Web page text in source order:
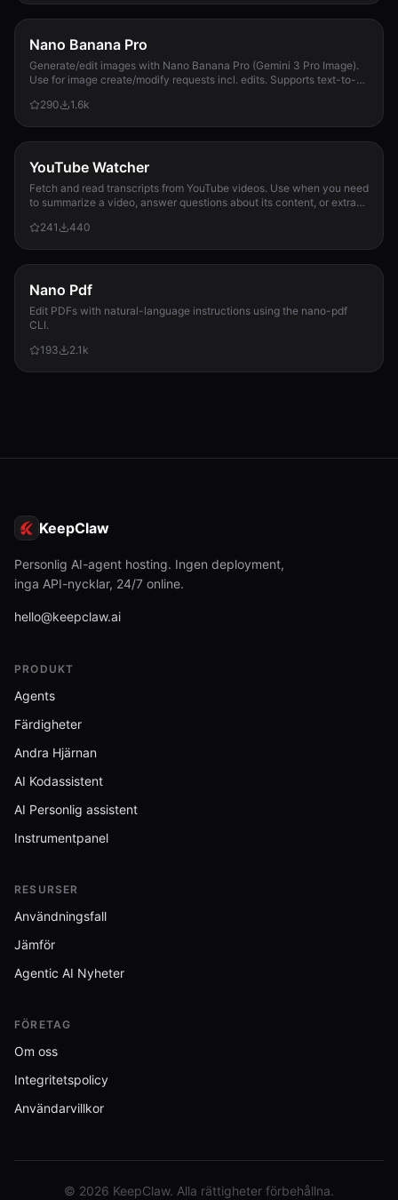
Nano Banana Pro
Generate/edit images with Nano Banana Pro (Gemini 3 Pro Image).
Use for image create/modify requests incl. edits. Supports text-to-
290
1.6k
YouTube Watcher
Fetch and read transcripts from YouTube videos. Use when you need
to summarize a video, answer questions about its content, or extract
241
440
Nano Pdf
Edit PDFs with natural-language instructions using the nano-pdf
CLI.
193
2.1k
KeepClaw
Personlig AI-agent hosting. Ingen deployment,
inga API-nycklar, 24/7 online.
hello@keepclaw.ai
PRODUKT
Agents
Färdigheter
Andra Hjärnan
AI Kodassistent
AI Personlig assistent
Instrumentpanel
RESURSER
Användningsfall
Jämför
Agentic AI Nyheter
FÖRETAG
Om oss
Integritetspolicy
Användarvillkor
© 2026 KeepClaw. Alla rättigheter förbehållna.